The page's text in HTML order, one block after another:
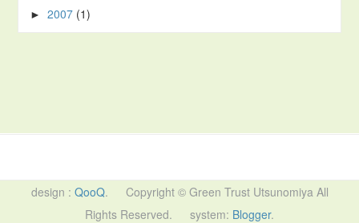
►2007 (1)
QooQ. Copyright © Green Trust Utsunomiya All
Rights Reserved. system: Blogger.